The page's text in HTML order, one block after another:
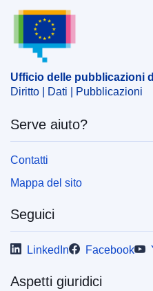
ELI :reg_del/2020/2153/
Ufficio delle
Ufficio delle pubblicazioni
Diritto | Dati | Pubblicazioni
Serve aiuto?
Contatti
Mappa del sito
Seguici
LinkedIn Facebook
Aspetti giuridici